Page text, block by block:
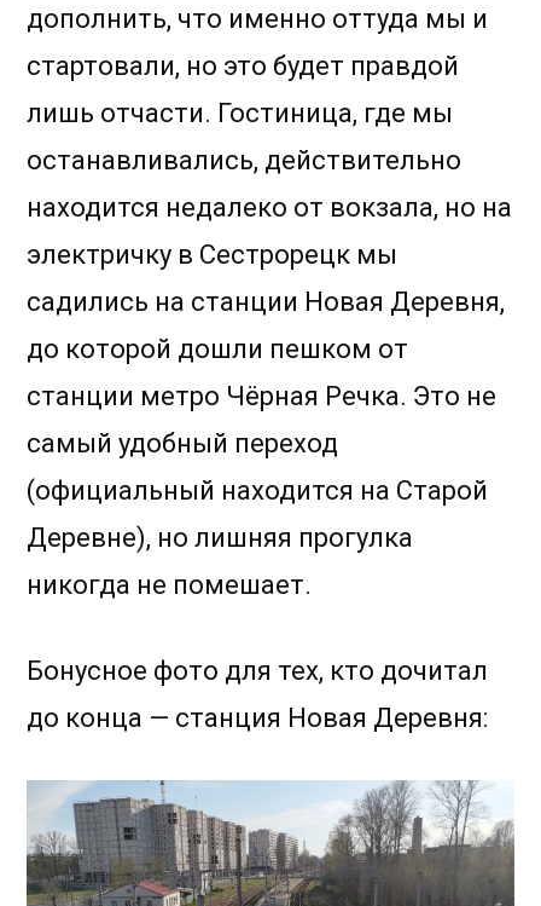
дополнить, что именно оттуда мы и
стартовали, но это будет правдой
лишь отчасти. Гостиница, где мы
останавливались, действительно
находится недалеко от вокзала, но на
электричку в Сестрорецк мы
садились на станции Новая Деревня,
до которой дошли пешком от
станции метро Чёрная Речка. Это не
самый удобный переход
(официальный находится на Старой
Деревне), но лишняя прогулка
никогда не помешает.
Бонусное фото для тех, кто дочитал
до конца — станция Новая Деревня: